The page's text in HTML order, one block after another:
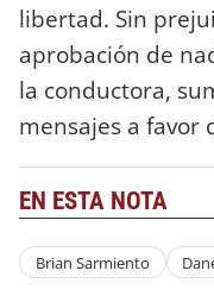
libertad. Sin
aprobación de
la conductora,
mensajes a favor
EN ESTA NOTA
Brian Sarmiento